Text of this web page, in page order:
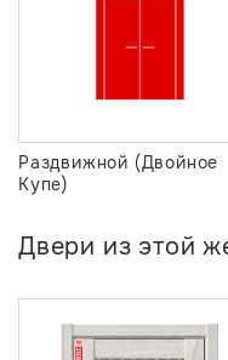
Раздвижной (Двойное
Купе)
Двери из этой